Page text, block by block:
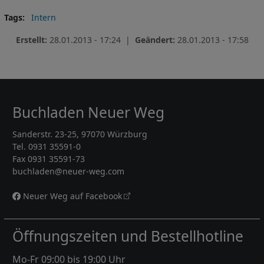
Tags Intern
Erstellt: 28.01.2013 - 17:24 | Geändert: 28.01.2013 - 17:58
Buchladen Neuer Weg
Sanderstr. 23-25, 97070 Würzburg
Tel. 0931 35591-0
Fax 0931 35591-73
buchladen@neuer-weg.com
Neuer Weg auf Facebook
Öffnungszeiten und Bestellhotline
Mo-Fr 09:00 bis 19:00 Uhr